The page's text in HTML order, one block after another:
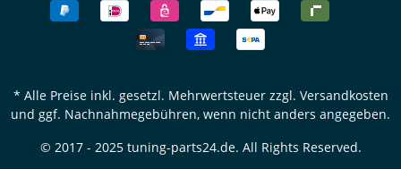
* Alle Preise inkl. gesetzl. Mehrwertsteuer zzgl. Versandkosten
und ggf. Nachnahmegebühren, wenn nicht anders angegeben.
© 2017 - 2025 tuning-parts24.de. All Rights Reserved.